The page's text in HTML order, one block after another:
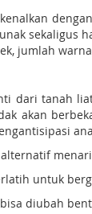
sekaligus
jumlah
dari tanah
akan
untuk
diubah